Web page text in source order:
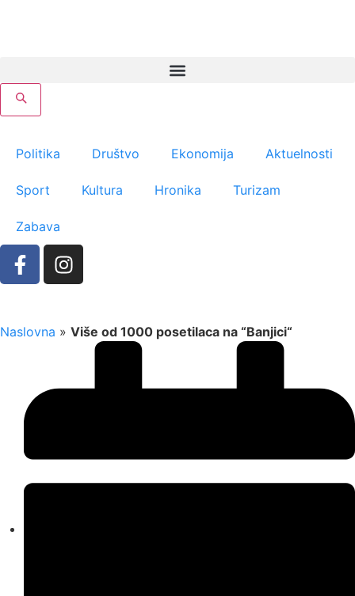
Politika Društvo Ekonomija Aktuelnosti
Sport Kultura Hronika Turizam
Zabava
Naslovna » Više od 1000 posetilaca na “Banjici“